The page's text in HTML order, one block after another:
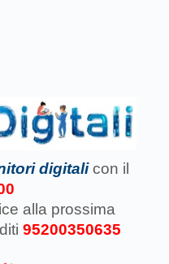
digitali con il
alla prossima
95200350635